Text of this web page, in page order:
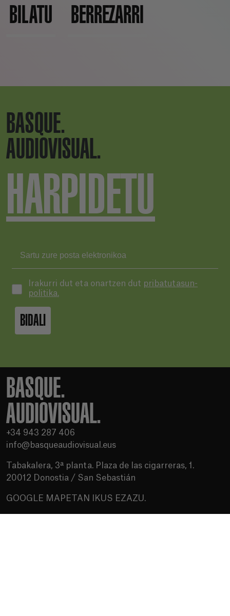
BILATU BERREZARRI
BASQUE.
AUDIOVISUAL.
HARPIDETU
Irakurri dut eta onartzen dut pribatutasun-
politika.
BIDALI
BASQUE.
AUDIOVISUAL.
+34 943 287 406
info@basqueaudiovisual.eus
Tabakalera, 3ª planta. Plaza de las cigarreras, 1.
20012 Donostia / San Sebastián
GOOGLE MAPETAN IKUS EZAZU.